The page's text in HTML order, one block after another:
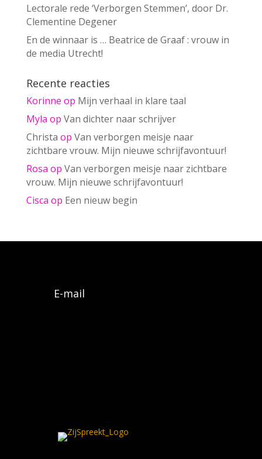
Lectorale rede ‘Verborgen Stemmen’, door Dr.
Clementine Degener
En de winnaar is … Beatrice de Graaf : vrouw in
de media Utrecht!
Recente reacties
Korinne op Mijn verhaal in klare taal
Myla op Van dichter naar schrijver
Christa op Van verborgen meisje naar
zichtbare vrouw. Mijn nieuwe schrijfavontuur!
Rosa op Van verborgen meisje naar zichtbare
vrouw. Mijn nieuwe schrijfavontuur!
Cisca op Een nieuw begin
E-mail